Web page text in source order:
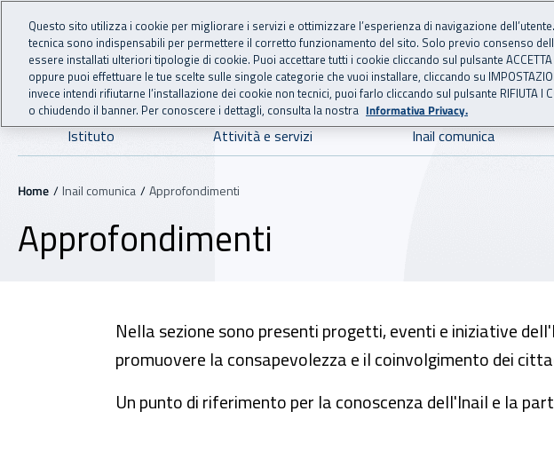
Vai al menu principale
Vai al contenuto principale
INAIL - Istituto Nazionale per
Navigazione principale
Istituto Attività e servizi Inail comunica
Navigazione - Ti trovi in:
Home Inail comunica Approfondimenti
Approfondimenti
Nella sezionesono presenti progetti, eventi e iniziative
promuovere la consapevolezza e il coinvolgimento dei
Un punto di riferimento per la conoscenza dell'Inail e la
Questo sito utilizza i cookie per migliorare i servizi e ottimizzare l’esperienza di navigazione
tecnica sono indispensabili per permettere il corretto funzionamento del sito. Solo previo consenso
essere installati ulteriori tipologie di cookie. Puoi accettare tutti i cookie cliccando sul pulsante ACCETTA
oppure puoi effettuare le tue scelte sulle singole categorie che vuoi installare, cliccando su
invece intendi rifiutarne l’installazione dei cookie non tecnici, puoi farlo cliccando sul pulsante RIFIUTA I
o chiudendo il banner. Per conoscere i dettagli, consulta la nostra Informativa Privacy.